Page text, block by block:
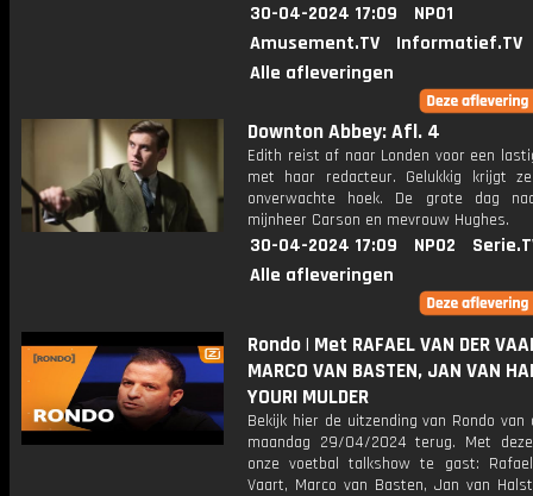
30-04-2024 17:09
NPO1
Amusement.TV
Informatief.TV
Alle afleveringen
Downton Abbey: Afl. 4
Edith reist af naar Londen voor een
met haar redacteur. Gelukkig krijgt
onverwachte hoek. De grote dag
mijnheer Carson en mevrouw Hughes.
30-04-2024 17:09 NPO2
Alle afleveringen
Rondo | Met RAFAEL VAN DER
MARCO VAN BASTEN, JAN VAN
YOURI MULDER
Bekijk hier de uitzending van Rondo van
maandag 29/04/2024 terug. Met
onze voetbal talkshow te gast:
Vaart, Marco van Basten, Jan van